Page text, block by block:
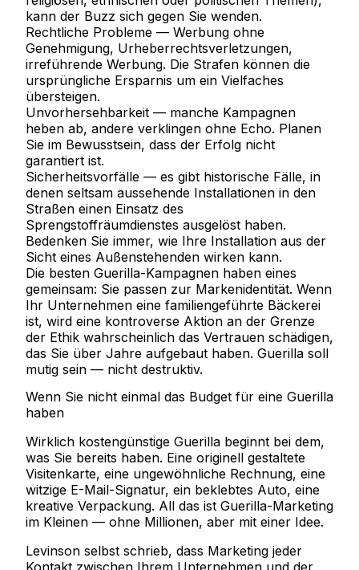
kann der Buzz sich gegen Sie wenden.
Rechtliche Probleme — Werbung ohne
Genehmigung, Urheberrechtsverletzungen,
irreführende Werbung. Die Strafen können die
ursprüngliche Ersparnis um ein Vielfaches
übersteigen.
Unvorhersehbarkeit — manche Kampagnen
heben ab, andere verklingen ohne Echo. Planen
Sie im Bewusstsein, dass der Erfolg nicht
garantiert ist.
Sicherheitsvorfälle — es gibt historische Fälle, in
denen seltsam aussehende Installationen in den
Straßen einen Einsatz des
Sprengstoffräumdienstes ausgelöst haben.
Bedenken Sie immer, wie Ihre Installation aus der
Sicht eines Außenstehenden wirken kann.
Die besten Guerilla-Kampagnen haben eines
gemeinsam: Sie passen zur Markenidentität. Wenn
Ihr Unternehmen eine familiengeführte Bäckerei
ist, wird eine kontroverse Aktion an der Grenze
der Ethik wahrscheinlich das Vertrauen schädigen,
das Sie über Jahre aufgebaut haben. Guerilla soll
mutig sein — nicht destruktiv.
Wenn Sie nicht einmal das Budget für eine Guerilla
haben
Wirklich kostengünstige Guerilla beginnt bei dem,
was Sie bereits haben. Eine originell gestaltete
Visitenkarte, eine ungewöhnliche Rechnung, eine
witzige E-Mail-Signatur, ein beklebtes Auto, eine
kreative Verpackung. All das ist Guerilla-Marketing
im Kleinen — ohne Millionen, aber mit einer Idee.
Levinson selbst schrieb, dass Marketing jeder
Kontakt zwischen Ihrem Unternehmen und der